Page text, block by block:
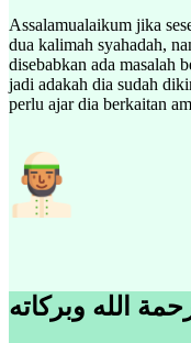
Assalamualaikum jika
dua kalimah syahadah,
disebabkan ada masalah
jadi adakah dia sudah
perlu ajar dia berkaitan
الله وبركاته